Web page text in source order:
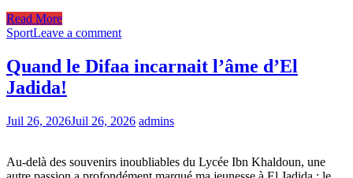
Read More
SportLeave a comment
Quand le Difaa incarnait l’âme d’El
Jadida!
Juil 26, 2026Juil 26, 2026 admins
Au-delà des souvenirs inoubliables du Lycée Ibn Khaldoun, une